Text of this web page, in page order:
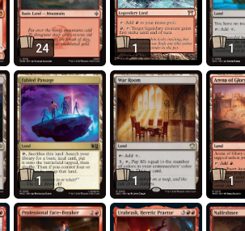
24 1 1
1 1 1